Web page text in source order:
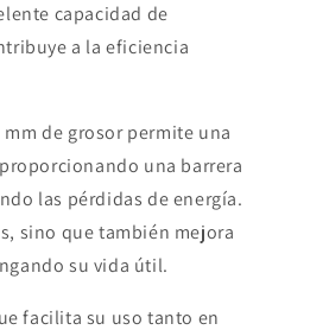
capacidad de
a la eficiencia
de grosor permite una
una barrera
las pérdidas de energía.
sino que también mejora
su vida útil.
facilita su uso tanto en